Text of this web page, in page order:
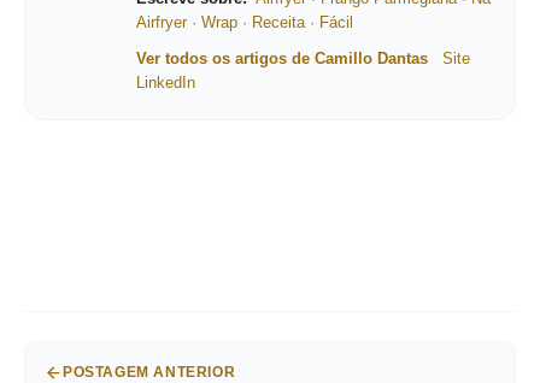
Airfryer· Wrap · Receita· Fácil
Ver todos os artigos de Camillo Dantas
Site
LinkedIn
POSTAGEM ANTERIOR